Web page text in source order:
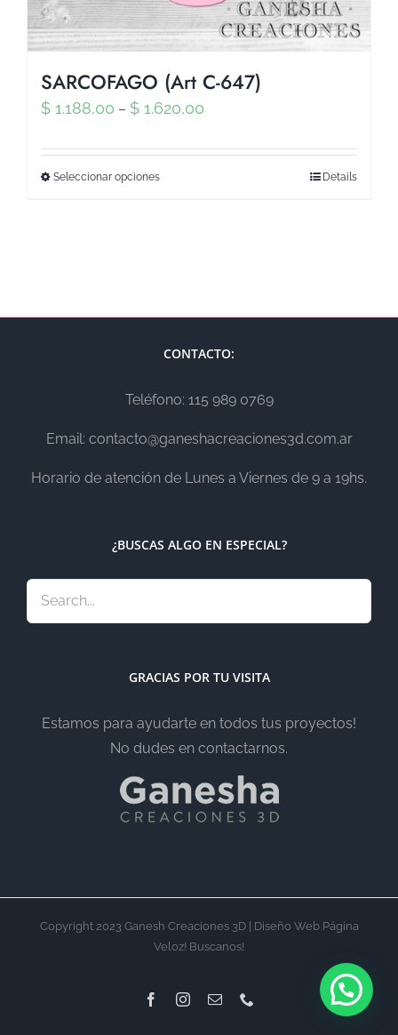
SARCOFAGO (Art C-647)
$ 1.188,00 – $ 1.620,00
Seleccionar opciones Details
CONTACTO:
Teléfono: 115 989 0769
Email: contacto@ganeshacreaciones3d.com.ar
Horario de atención de Lunes a Viernes de 9 a 19hs.
¿BUSCAS ALGO EN ESPECIAL?
GRACIAS POR TU VISITA
Estamos para ayudarte en todos tus proyectos!
No dudes en contactarnos.
Copyright 2023 Ganesh Creaciones 3D | Diseño Web Página
Veloz! Buscanos!
FacebookInstagram
Email